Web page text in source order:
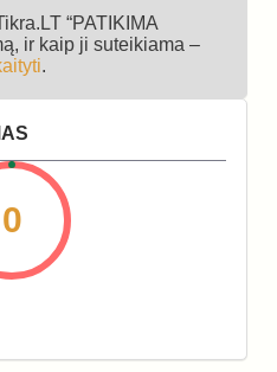
“PATIKIMA
ir kaip ji suteikiama –
.
0